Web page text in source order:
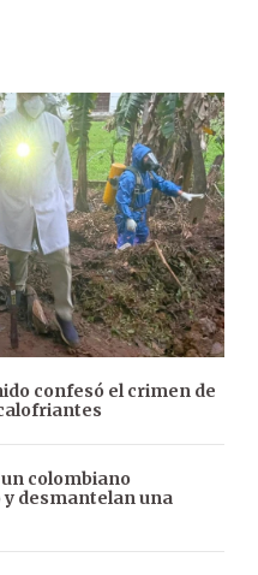
confesó el crimen de
colombiano
desmantelan una